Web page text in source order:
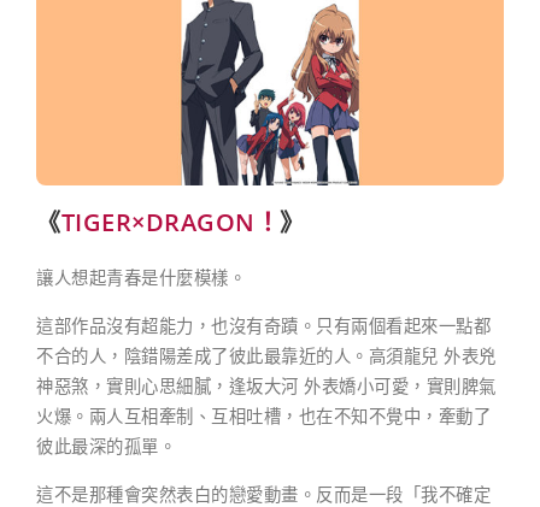
《TIGER×DRAGON！ 》
讓人想起青春是什麼模樣。
這部作品沒有超能力，也沒有奇蹟。只有兩個看起來一點都
不合的人，陰錯陽差成了彼此最靠近的人。高須龍兒 外表兇
神惡煞，實則心思細膩，逢坂大河 外表嬌小可愛，實則脾氣
火爆。兩人互相牽制、互相吐槽，也在不知不覺中，牽動了
彼此最深的孤單。
這不是那種會突然表白的戀愛動畫。反而是一段「我不確定